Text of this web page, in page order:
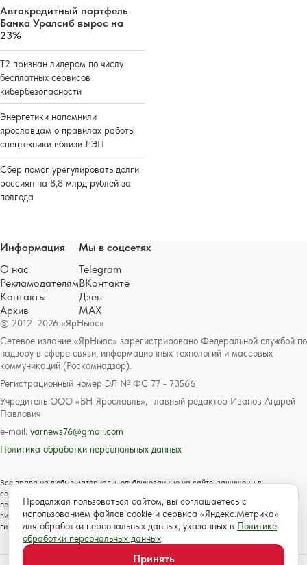
Автокредитный портфель
Банка Уралсиб вырос на
23%
Т2 признан лидером по числу
бесплатных сервисов
кибербезопасности
Энергетики напомнили
ярославцам о правилах работы
спецтехники вблизи ЛЭП
Сбер помог урегулировать долги
россиян на 8,8 млрд рублей за
полгода
© 2012–2026 «ЯрНьюс»
Сетевое издание «ЯрНьюс» зарегистрировано Федеральной службой по
надзору в сфере связи, информационных технологий и массовых
коммуникаций (Роскомнадзор).
Регистрационный номер ЭЛ № ФС 77 - 73566
Учредитель ООО «ВН-Ярославль», главный редактор Иванов Андрей
Павлович
e-mail: yarnews76@gmail.com
Политика обработки персональных данных
Все права на любые материалы, опубликованные на сайте, защищены в
соответствии с российским и международным законодательством об авторском
праве и смежных правах. Любое использование текстовых, фото, аудио и
видеоматериалов возможно только с согласия правообладателя с обязательной
гиперссылкой на сайт https://www.yarnews.net; Для детей старше 16 лет.
Информация
О нас
Рекламодателям
Контакты
Архив
Мы в соцсетях
Telegram
ВКонтакте
Дзен
MAX
Продолжая пользоваться сайтом, вы соглашаетесь с
использованием файлов cookie и сервиса «Яндекс.Метрика»
для обработки персональных данных, указанных в Политике
обработки персональных данных.
Принять